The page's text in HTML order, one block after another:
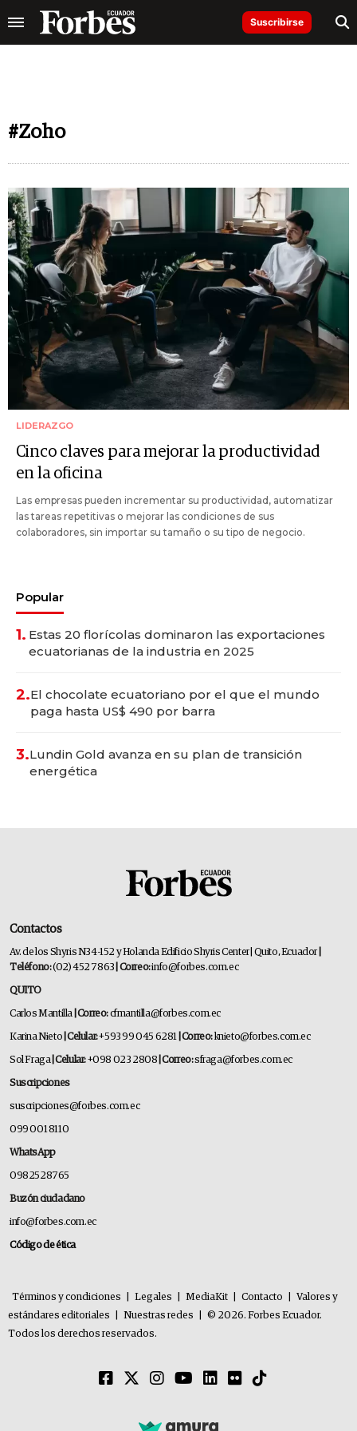
Suscribirse
#Zoho
LIDERAZGO
Cinco claves para mejorar la productividad
en la oficina
Las empresas pueden incrementar su productividad, automatizar
las tareas repetitivas o mejorar las condiciones de sus
colaboradores, sin importar su tamaño o su tipo de negocio.
Popular
1. Estas 20 florícolas dominaron las exportaciones
ecuatorianas de la industria en 2025
2.El chocolate ecuatoriano por el que el mundo
paga hasta US$ 490 por barra
3.Lundin Gold avanza en su plan de transición
energética
Contactos
Av. de los Shyris N34-152 y Holanda Edificio Shyris Center | Quito, Ecuador
Teléfono:(02) 452 7863 | Correo:info@forbes.com.ec
QUITO
Carlos Mantilla | Correo:cfmantilla@forbes.com.ec
Karina Nieto | Celular:+593 99 045 6281 | Correo: knieto@forbes.com.ec
Sol Fraga | Celular:+098 023 2808 | Correo:sfraga@forbes.com.ec
Suscripciones
suscripciones@forbes.com.ec
099 001 8110
WhatsApp
0982528765
Buzón ciudadano
info@forbes.com.ec
Código de ética
Términos y condiciones Legales MediaKit Contacto
Valores y
estándares editoriales
Nuestras redes
© 2026. Forbes Ecuador.
Todos los derechos reservados.